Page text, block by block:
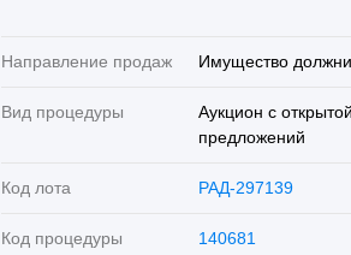
Направление продаж Имущество
Вид процедуры
Аукцион с
предложений
Код лота РАД-297139
Код процедуры 140681